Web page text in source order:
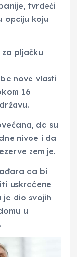
tvrdeći
opciju koju
pljačku
nove vlasti
16
da su
nivoe i da
zemlje.
da bi
uskraćene
je dio svojih
u